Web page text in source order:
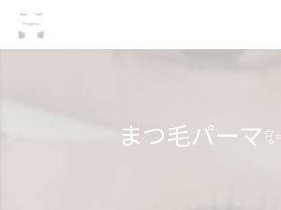
まつ毛パーマ✨